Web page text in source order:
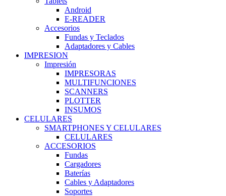
Android
E-READER
Accesorios
Fundas y Teclados
Adaptadores y Cables
IMPRESION
Impresión
IMPRESORAS
MULTIFUNCIONES
SCANNERS
PLOTTER
INSUMOS
CELULARES
SMARTPHONES Y CELULARES
CELULARES
ACCESORIOS
Fundas
Cargadores
Baterías
Cables y Adaptadores
Soportes